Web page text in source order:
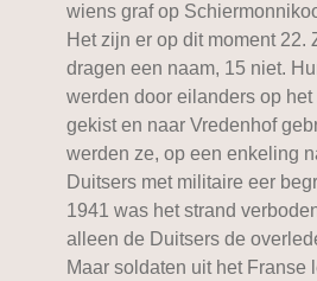
wiens graf op
Het zijn er op dit moment 22.
dragen een naam, 15 niet.
werden door eilanders op
gekist en naar Vredenhof
werden ze, op een enkeling
Duitsers met militaire eer
1941 was het strand
alleen de Duitsers de
Maar soldaten uit het Franse